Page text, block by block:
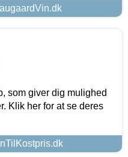
som giver dig mulighed
Klik her for at se deres